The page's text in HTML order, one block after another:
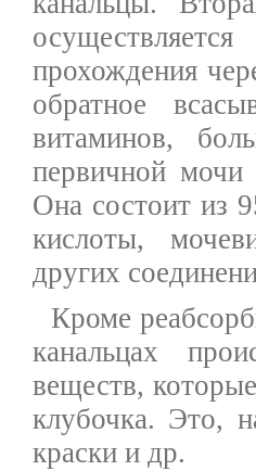
прохождения
обратное
витаминов,
первичной мочи
Она состоит из
кислоты,
других
Кроме
канальцах
веществ,
клубочка. Это,
краски и др.